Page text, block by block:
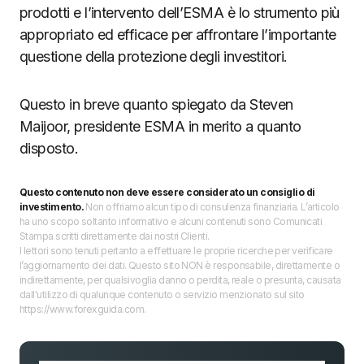
prodotti e l’intervento dell’ESMA è lo strumento più
appropriato ed efficace per affrontare l’importante
questione della protezione degli investitori.
Questo in breve quanto spiegato da Steven
Maijoor, presidente ESMA in merito a quanto
disposto.
Questo contenuto non deve essere considerato un consiglio di
investimento.Non offriamo alcun tipo di consulenza finanziaria. L’articolo
ha uno scopo soltanto informativo e alcuni contenuti sono Comunicati
Stampa scritti direttamente dai nostri Clienti.
I lettori sono tenuti pertanto a effettuare le proprie ricerche per verificare
l’aggiornamento dei dati. Questo sito NON è responsabile, direttamente o
indirettamente, per qualsivoglia danno o perdita, reale o presunta, causata
dall'utilizzo di qualunque contenuto o servizio menzionato sul sito
https://www.forexguida.com.